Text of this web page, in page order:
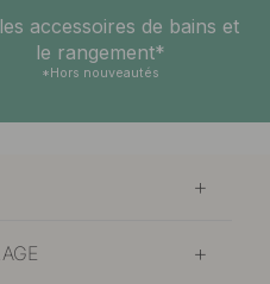
accessoires de bains et
le rangement*
*Hors nouveautés